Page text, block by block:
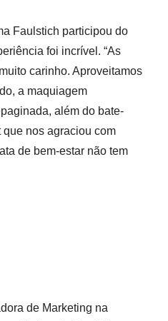
Faulstich participou do
foi incrível. “As
carinho. Aproveitamos
a maquiagem
além do bate-
nos agraciou com
de bem-estar não tem
de Marketing na